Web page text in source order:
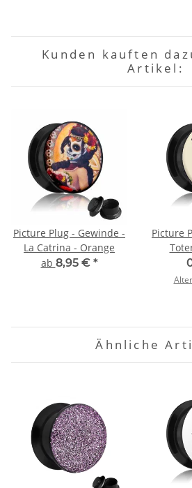
Kunden kauften
Artikel:
Picture Plug - Gewinde -
La Catrina - Orange
ab 8,95 € *
Picture
Ähnliche